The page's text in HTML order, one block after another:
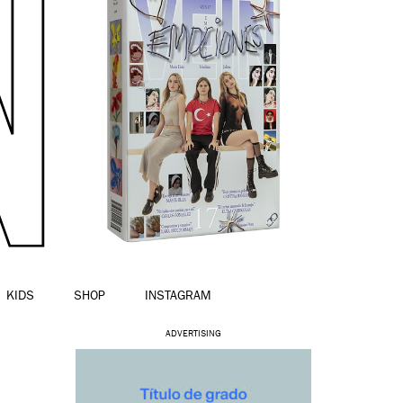
KIDS SHOP INSTAGRAM
ADVERTISING